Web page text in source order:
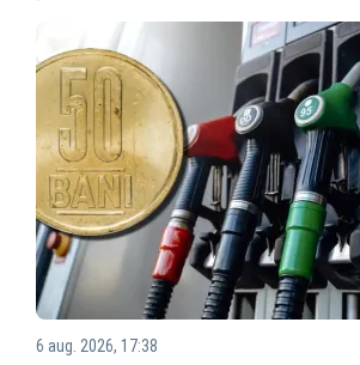
6 aug. 2026, 17:38